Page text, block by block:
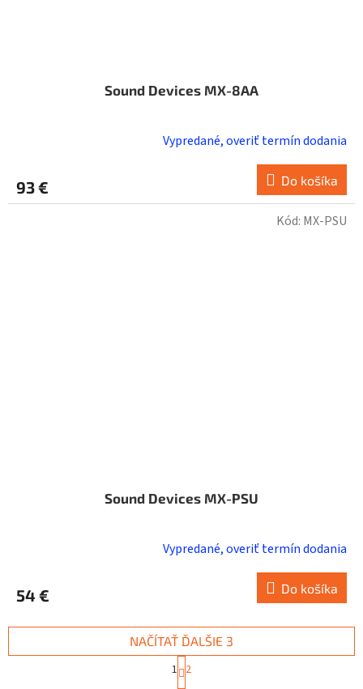
Sound Devices MX-8AA
Vypredané, overiť termín dodania
93 € Do košíka
Sound Devices MX-PSU
Vypredané, overiť termín dodania
54 € Do košíka
Kód: MX-PSU
NAČÍTAŤ ĎALŠIE 3
S
t
1 2